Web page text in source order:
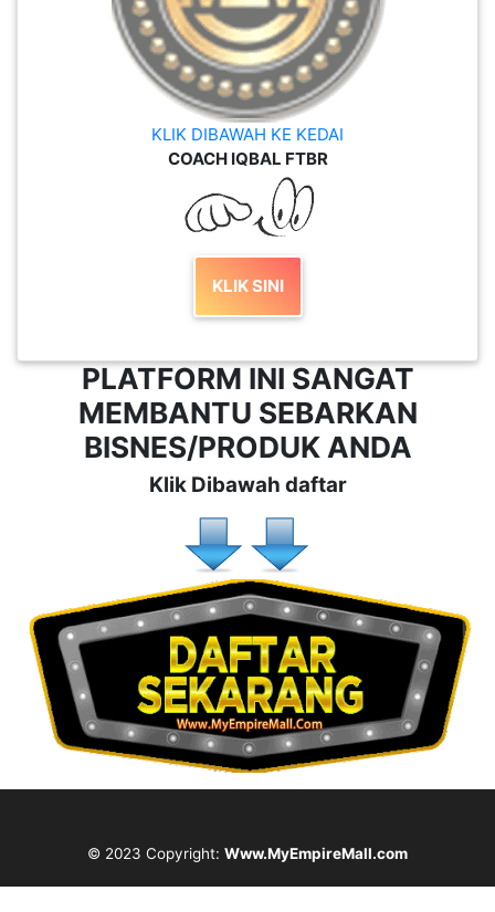
KLIK DIBAWAH KE KEDAI
COACH IQBAL FTBR
KLIK SINI
PLATFORM INI SANGAT
MEMBANTU SEBARKAN
BISNES/PRODUK ANDA
Klik Dibawah daftar
© 2023 Copyright: Www.MyEmpireMall.com